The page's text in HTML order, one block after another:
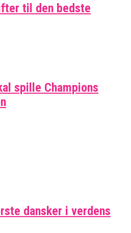
til den bedste
spille Champions
dansker i verdens